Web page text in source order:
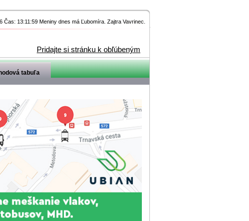
Pridajte si stránku k obľúbeným
Čas: 13:11:59 Meniny dnes má Ľubomíra. Zajtra Vavrinec.
tabuľa